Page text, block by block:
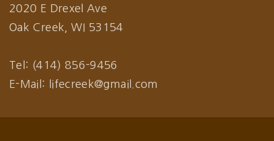
2020 E Drexel Ave
Oak Creek, WI 53154
Tel: (414) 856-9456
E-Mail: lifecreek@gmail.com